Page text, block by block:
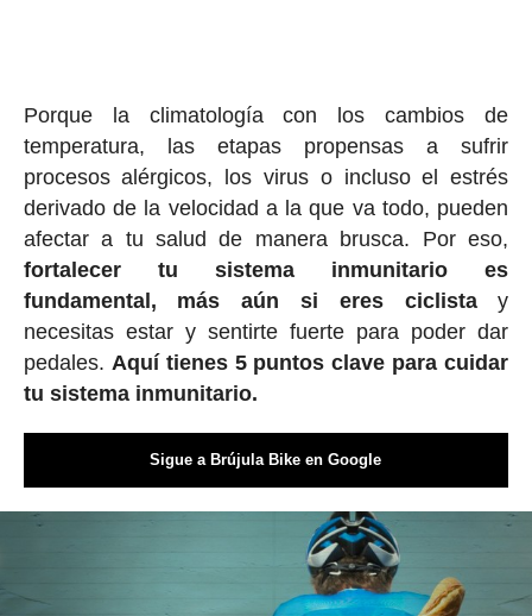
Porque la climatología con los cambios de
temperatura, las etapas propensas a sufrir
procesos alérgicos, los virus o incluso el estrés
derivado de la velocidad a la que va todo, pueden
afectar a tu salud de manera brusca. Por eso,
fortalecer tu sistema inmunitario es
fundamental, más aún si eres ciclistay
necesitas estar y sentirte fuerte para poder dar
pedales. Aquí tienes 5 puntos clave para cuidar
tu sistema inmunitario.
Sigue a Brújula Bike en Google